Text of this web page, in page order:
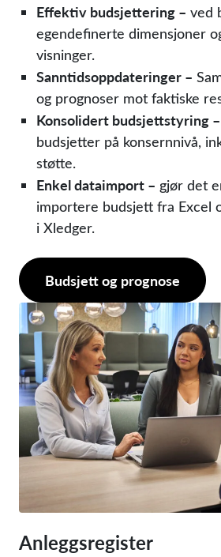
Effektiv budsjettering – ved
egendefinerte dimensjoner
visninger.
Sanntidsoppdateringer –
og prognoser mot faktiske
Konsolidert budsjettstyring –
budsjetter på konsernnivå,
støtte.
Enkel dataimport – gjør det
importere budsjett fra Excel
i Xledger.
Budsjett og prognose
Anleggsregister